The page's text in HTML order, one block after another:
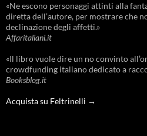
«Ne escono personaggi attinti alla
diretta dell’autore, per mostrare che
declinazione degli affetti.»
Affaritaliani.it
«Il libro vuole dire un no convinto
crowdfunding italiano dedicato a
Booksblog.it
Acquista su Feltrinelli →